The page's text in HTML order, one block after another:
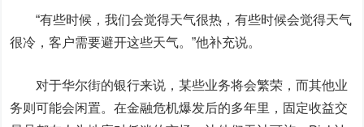
“有些时候，我们会觉得天气很热，有些时候会觉得天气
很冷，客户需要避开这些天气。”他补充说。
对于华尔街的银行来说，某些业务将会繁荣，而其他业
务则可能会闲置。在金融危机爆发后的多年里，固定收益交